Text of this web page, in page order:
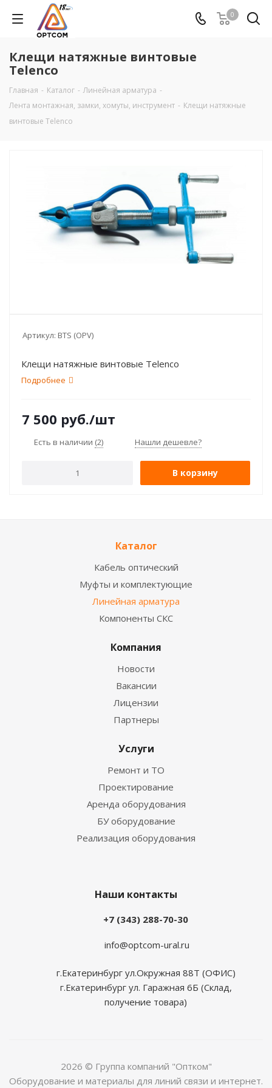
0
Клещи натяжные винтовые
Telenco
Главная - Каталог - Линейная арматура -
Лента монтажная, замки, хомуты, инструмент - Клещи натяжные
винтовые Telenco
Артикул: BTS (OPV)
Клещи натяжные винтовые Telenco
Подробнее
7 500 руб./шт
Есть в наличии (2) Нашли дешевле?
В корзину
Каталог
Кабель оптический
Муфты и комплектующие
Линейная арматура
Компоненты СКС
Компания
Новости
Вакансии
Лицензии
Партнеры
Услуги
Ремонт и ТО
Проектирование
Аренда оборудования
БУ оборудование
Реализация оборудования
Наши контакты
+7 (343) 288-70-30
info@optcom-ural.ru
г.Екатеринбург ул.Окружная 88Т (ОФИС)
г.Екатеринбург ул. Гаражная 6Б (Склад,
получение товара)
2026 © Группа компаний "Оптком"
Оборудование и материалы для линий связи и интернет.